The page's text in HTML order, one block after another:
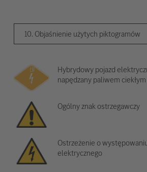
10. Objaśnienie użytych piktogramów
Hybrydowy pojazd
napędzany paliwem
Ogólny znak ostrzegawczy
Ostrzeżenie o
elektrycznego